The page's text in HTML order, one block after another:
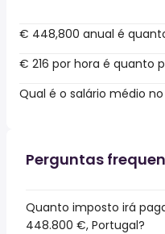
€ 448,800 anual é
€ 216 por hora é quanto
Qual é o salário médio
Perguntas
Quanto imposto irá
448.800 €, Portugal?